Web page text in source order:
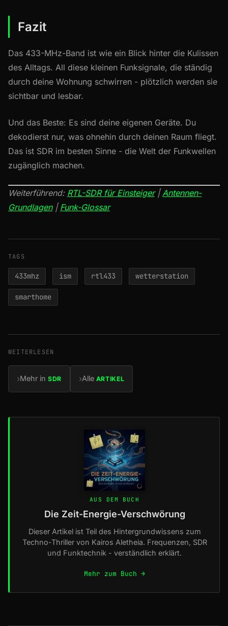
Fazit
Das 433-MHz-Band ist wie ein Blick hinter die Kulissen
des Alltags. All diese kleinen Funksignale, die ständig
durch deine Wohnung schwirren - plötzlich werden sie
sichtbar und lesbar.
Und das Beste: Es sind deine eigenen Geräte. Du
dekodierst nur, was ohnehin durch deinen Raum fliegt.
Das ist SDR im besten Sinne - die Welt der Funkwellen
zugänglich machen.
Weiterführend: RTL-SDR für Einsteiger| Antennen-
Grundlagen| Funk-Glossar
TAGS
433mhz ism rtl433 wetterstation
smarthome
WEITERLESEN
›Mehr in SDR ›Alle ARTIKEL
AUS DEM BUCH
Die Zeit-Energie-Verschwörung
Dieser Artikel ist Teil des Hintergrundwissens zum
Techno-Thriller von Kairos Aletheia. Frequenzen, SDR
und Funktechnik - verständlich erklärt.
Mehr zum Buch →